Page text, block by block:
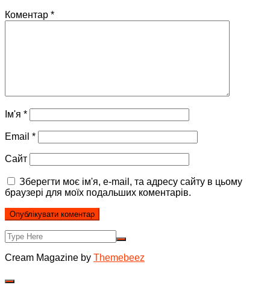
Коментар *
Ім'я *
Email *
Сайт
Зберегти моє ім'я, e-mail, та адресу сайту в цьому
браузері для моїх подальших коментарів.
Cream Magazine by Themebeez